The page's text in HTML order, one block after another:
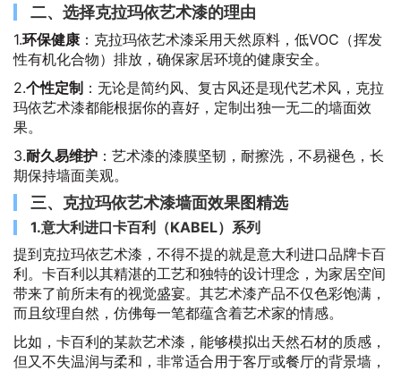
二、选择克拉玛依艺术漆的理由
1.环保健康 ：克拉玛依艺术漆采用天然原料，低VOC（挥发
性有机化合物）排放，确保家居环境的健康安全。
2.个性定制 ：无论是简约风、复古风还是现代艺术风，克拉
玛依艺术漆都能根据你的喜好，定制出独一无二的墙面效
果。
3.耐久易维护 ：艺术漆的漆膜坚韧，耐擦洗，不易褪色，长
期保持墙面美观。
三、克拉玛依艺术漆墙面效果图精选
1.意大利进口卡百利（KABEL）系列
提到克拉玛依艺术漆，不得不提的就是意大利进口品牌卡百
利。卡百利以其精湛的工艺和独特的设计理念，为家居空间
带来了前所未有的视觉盛宴。其艺术漆产品不仅色彩饱满，
而且纹理自然，仿佛每一笔都蕴含着艺术家的情感。
比如，卡百利的某款艺术漆，能够模拟出天然石材的质感，
但又不失温润与柔和，非常适合用于客厅或餐厅的背景墙，